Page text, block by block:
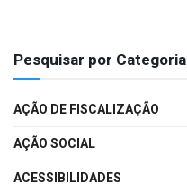
Pesquisar por Categoria
AÇÃO DE FISCALIZAÇÃO
AÇÃO SOCIAL
ACESSIBILIDADES